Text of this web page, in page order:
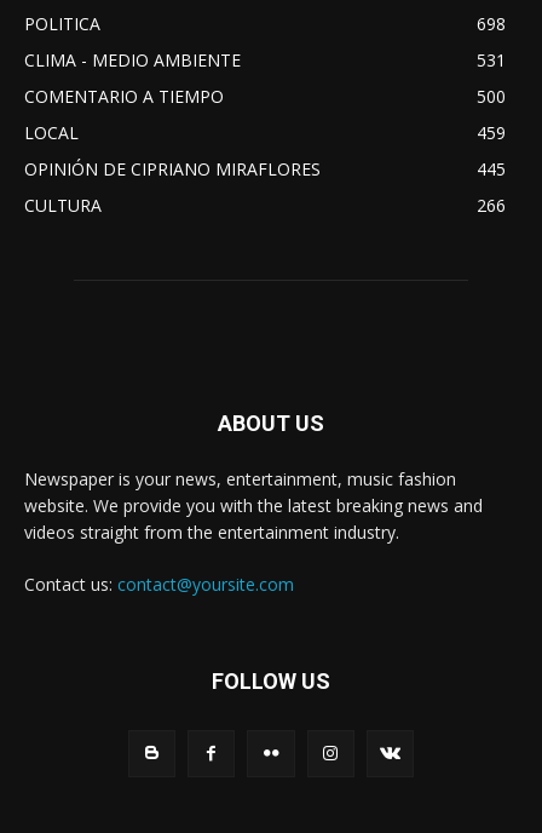
POLITICA
698
CLIMA - MEDIO AMBIENTE
531
COMENTARIO A TIEMPO
500
LOCAL
459
OPINIÓN DE CIPRIANO MIRAFLORES
445
CULTURA
266
ABOUT US
Newspaper is your news, entertainment, music fashion
website. We provide you with the latest breaking news and
videos straight from the entertainment industry.
Contact us: contact@yoursite.com
FOLLOW US